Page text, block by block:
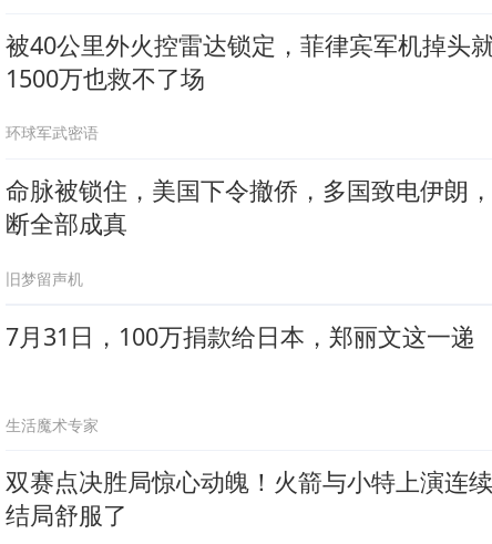
被40公里外火控雷达锁定，菲律宾军机掉头
1500万也救不了场
环球军武密语
命脉被锁住，美国下令撤侨，多国致电伊朗
断全部成真
旧梦留声机
7月31日，100万捐款给日本，郑丽文这一递
生活魔术专家
双赛点决胜局惊心动魄！火箭与小特上演连
结局舒服了